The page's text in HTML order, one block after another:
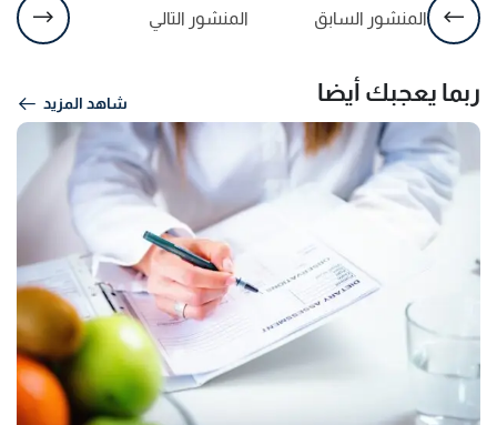
المنشور السابق المنشور التالي
ربما يعجبك أيضا شاهد المزيد